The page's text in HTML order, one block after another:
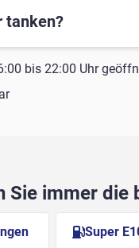
tanken?
bis 22:00 Uhr
Sie immer die
Super